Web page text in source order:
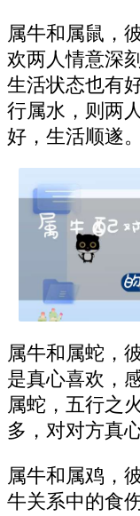
属牛和属鼠，
欢两人情意深
生活状态也有
行属水，则两
好，生活顺遂。
属牛和属蛇，
是真心喜欢，
属蛇，五行之
多，对对方真
属牛和属鸡，
牛关系中的食